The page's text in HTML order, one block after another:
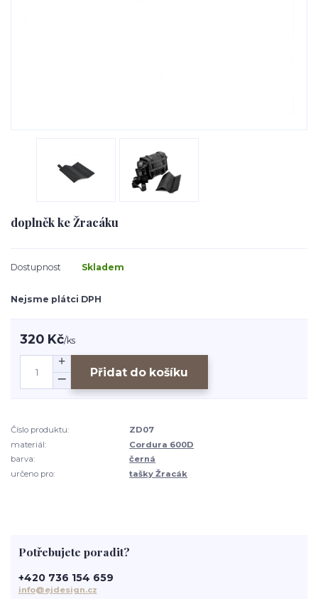
doplněk ke Žracáku
Dostupnost Skladem
Nejsme plátci DPH
320 Kč/ks
Přidat do košíku
Číslo produktu:
ZD07
materiál:
Cordura 600D
barva:
černá
určeno pro:
tašky Žracák
Potřebujete poradit?
+420 736 154 659
info@ejdesign.cz